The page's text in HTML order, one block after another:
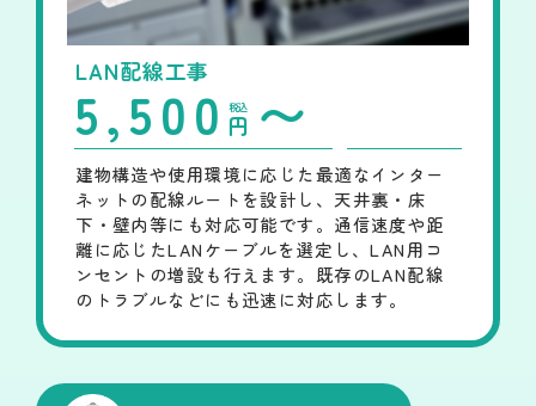
LAN配線工事
5,500 円 〜
税込
建物構造や使用環境に応じた最適なインター
ネットの配線ルートを設計し、天井裏・床
下・壁内等にも対応可能です。通信速度や距
離に応じたLANケーブルを選定し、LAN用コ
ンセントの増設も行えます。既存のLAN配線
のトラブルなどにも迅速に対応します。